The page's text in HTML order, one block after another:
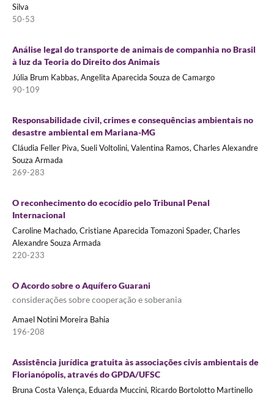
Silva
50-53
Análise legal do transporte de animais de companhia no Brasil
à luz da Teoria do Direito dos Animais
Júlia Brum Kabbas, Angelita Aparecida Souza de Camargo
90-109
Responsabilidade civil, crimes e consequências ambientais no
desastre ambiental em Mariana-MG
Cláudia Feller Piva, Sueli Voltolini, Valentina Ramos, Charles Alexandre
Souza Armada
269-283
O reconhecimento do ecocídio pelo Tribunal Penal
Internacional
Caroline Machado, Cristiane Aparecida Tomazoni Spader, Charles
Alexandre Souza Armada
220-233
O Acordo sobre o Aquífero Guarani
considerações sobre cooperação e soberania
Amael Notini Moreira Bahia
196-208
Assistência jurídica gratuita às associações civis ambientais de
Florianópolis, através do GPDA/UFSC
Bruna Costa Valença, Eduarda Muccini, Ricardo Bortolotto Martinello